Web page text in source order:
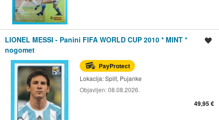
LIONEL MESSI - Panini FIFA WORLD CUP 2010 * MINT *
nogomet
PayProtect
Lokacija:Split, Pujanke
Objavljen:08.08.2026.
49,95 €